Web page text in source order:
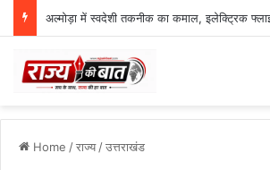
Home /राज्य/उत्तराखंड